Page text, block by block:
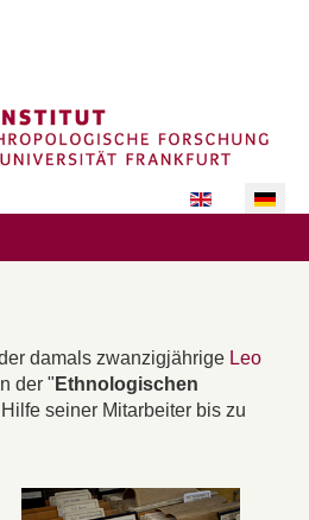
Sprache
damals zwanzigjährige Leo
der " Ethnologischen
seiner Mitarbeiter bis zu